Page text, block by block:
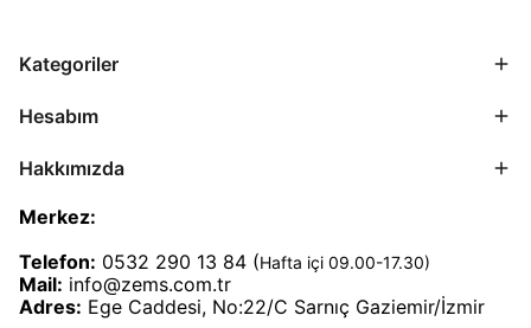
Kategoriler
Hesabım
Hakkımızda
Merkez:
Telefon: 0532 290 13 84 (Hafta içi 09.00-17.30)
Mail: info@zems.com.tr
Adres: Ege Caddesi, No:22/C Sarnıç Gaziemir/İzmir